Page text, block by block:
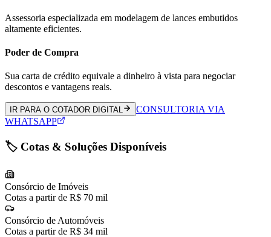
Assessoria especializada em modelagem de lances embutidos
altamente eficientes.
Poder de Compra
Sua carta de crédito equivale a dinheiro à vista para negociar
descontos e vantagens reais.
IR PARA O COTADOR DIGITAL
CONSULTORIA VIA
WHATSAPP
🏷️ Cotas & Soluções Disponíveis
Consórcio de Imóveis
Cotas a partir de R$ 70 mil
Consórcio de Automóveis
Cotas a partir de R$ 34 mil